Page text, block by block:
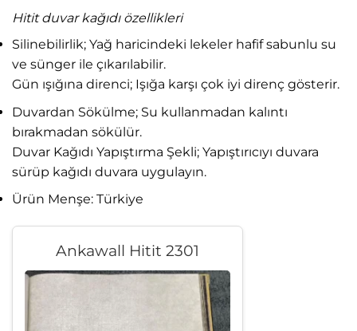
Hitit duvar kağıdı özellikleri
Silinebilirlik; Yağ haricindeki lekeler hafif sabunlu su
ve sünger ile çıkarılabilir.
Gün ışığına direnci; Işığa karşı çok iyi direnç gösterir.
Duvardan Sökülme; Su kullanmadan kalıntı
bırakmadan sökülür.
Duvar Kağıdı Yapıştırma Şekli; Yapıştırıcıyı duvara
sürüp kağıdı duvara uygulayın.
Ürün Menşe: Türkiye
Ankawall Hitit 2301